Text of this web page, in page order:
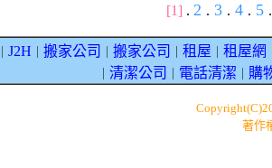
[1] . 2 . 3 . 4 . 5 .
J2H 搬家公司 搬家公司 租屋 租屋網
清潔公司 電話清潔 購
著作